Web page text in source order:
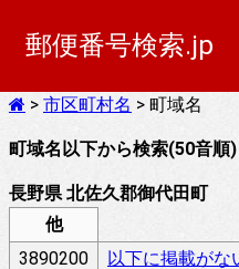
郵便番号検索.jp
> 市区町村名 > 町域名
町域名以下から検索(50音順)
長野県 北佐久郡御代田町
他
3890200
以下に掲載がな